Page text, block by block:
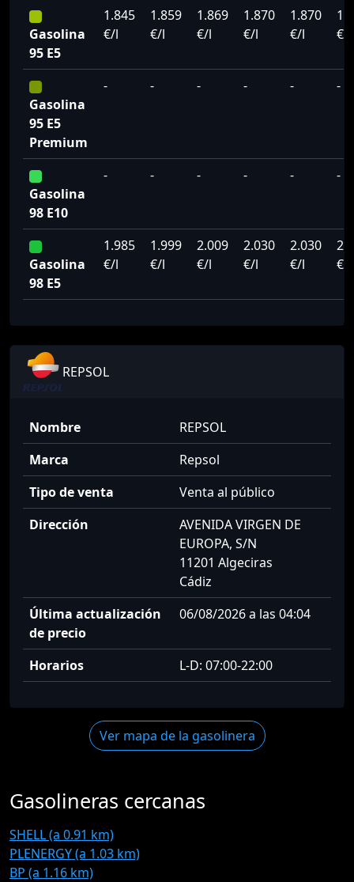
Gasolina
95 E5
1.845
€/l
1.859
€/l
1.869
€/l
1.870
€/l
1.870
€/l
€/l
Gasolina
95 E5
Premium
- - - - - -
Gasolina
98 E10
- - - - - -
Gasolina
98 E5
1.985
€/l
1.999
€/l
2.009
€/l
2.030
€/l
2.030
€/l
€/l
REPSOL
Nombre
REPSOL
Marca
Repsol
Tipo de venta
Venta al público
Dirección
AVENIDA VIRGEN DE
EUROPA, S/N
11201 Algeciras
Cádiz
Última actualización
de precio
06/08/2026 a las 04:04
Horarios L-D: 07:00-22:00
Ver mapa de la gasolinera
Gasolineras cercanas
SHELL (a 0.91 km)
PLENERGY (a 1.03 km)
BP (a 1.16 km)